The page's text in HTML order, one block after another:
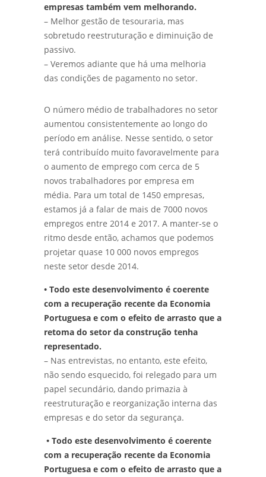
empresas também vem melhorando.
– Melhor gestão de tesouraria, mas
sobretudo reestruturação e diminuição de
passivo.
– Veremos adiante que há uma melhoria
das condições de pagamento no setor.
O número médio de trabalhadores no setor
aumentou consistentemente ao longo do
período em análise. Nesse sentido, o setor
terá contribuído muito favoravelmente para
o aumento de emprego com cerca de 5
novos trabalhadores por empresa em
média. Para um total de 1450 empresas,
estamos já a falar de mais de 7000 novos
empregos entre 2014 e 2017. A manter-se o
ritmo desde então, achamos que podemos
projetar quase 10 000 novos empregos
neste setor desde 2014.
• Todo este desenvolvimento é coerente
com a recuperação recente da Economia
Portuguesa e com o efeito de arrasto que a
retoma do setor da construção tenha
representado.
– Nas entrevistas, no entanto, este efeito,
não sendo esquecido, foi relegado para um
papel secundário, dando primazia à
reestruturação e reorganização interna das
empresas e do setor da segurança.
• Todo este desenvolvimento é coerente
com a recuperação recente da Economia
Portuguesa e com o efeito de arrasto que a